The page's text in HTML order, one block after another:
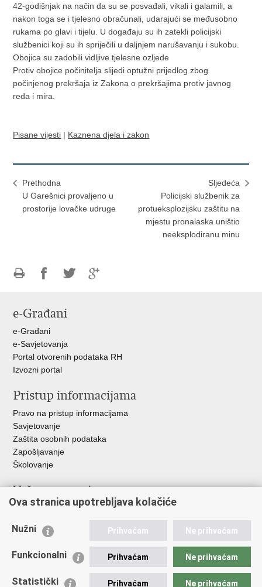
42-godišnjak na način da su se posvađali, vikali i galamili, a
nakon toga se i tjelesno obračunali, udarajući se međusobno
rukama po glavi i tijelu. U događaju su ih zatekli policijski
službenici koji su ih spriječili u daljnjem narušavanju i sukobu.
Obojica su zadobili vidljive tjelesne ozljede
Protiv obojice počinitelja slijedi optužni prijedlog zbog
počinjenog prekršaja iz Zakona o prekršajima protiv javnog
reda i mira.
Pisane vijesti | Kaznena djela i zakon
Prethodna
U Garešnici provaljeno u
prostorije lovačke udruge
Sljedeća
Policijski službenik za
protueksplozijsku zaštitu na
mjestu pronalaska uništio
neeksplodiranu minu
FacebookuTwitteru
e-Građani
e-Građani
e-Savjetovanja
Portal otvorenih podataka RH
Izvozni portal
Pristup informacijama
Pravo na pristup informacijama
Savjetovanje
Zaštita osobnih podataka
Zapošljavanje
Školovanje
Važne poveznice
Ministarstvo unutarnjih poslova
Udruge
Policijska akademija
Zaklada policijske solidarnosti
Ova stranica upotrebljava kolačiće
Nužni Prihvaćam Ne prihvaćam
Funkcionalni Prihvaćam Ne prihvaćam
Statistički Prihvaćam Ne prihvaćam